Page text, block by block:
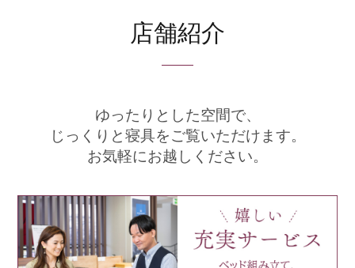
店舗紹介
ゆったりとした空間で、
じっくりと寝具をご覧いただけます。
お気軽にお越しください。